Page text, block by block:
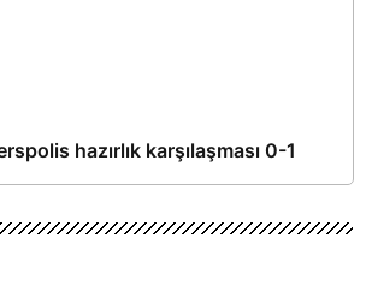
hazırlık karşılaşması 0-1